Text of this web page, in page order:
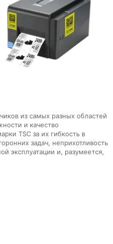
из самых разных областей
и качество
TSC за их гибкость в
задач, неприхотливость
эксплуатации и, разумеется,